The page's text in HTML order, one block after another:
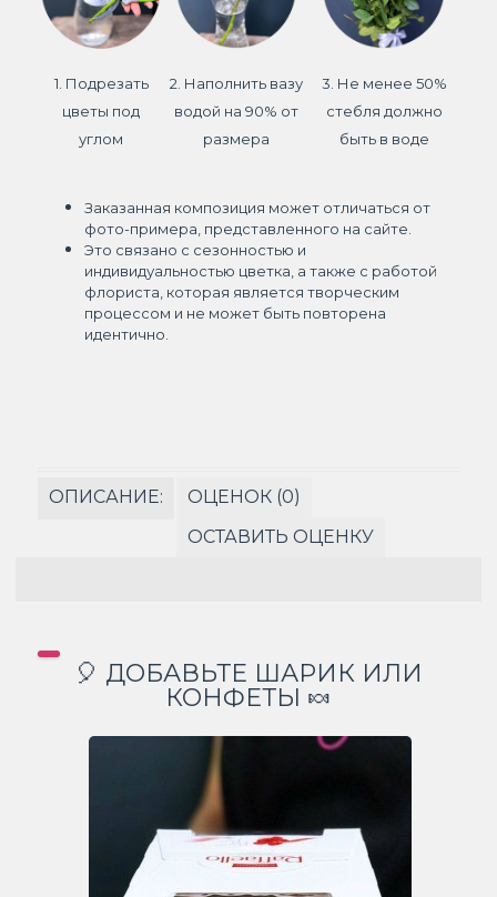
1. Подрезать
цветы под
углом
2. Наполнить вазу
водой на 90% от
размера
3. Не менее 50%
стебля должно
быть в воде
Заказанная композиция может отличаться от
фото-примера, представленного на сайте.
Это связано с сезонностью и
индивидуальностью цветка, а также с работой
флориста, которая является творческим
процессом и не может быть повторена
идентично.
ОПИСАНИЕ:
ОЦЕНОК (0)
ОСТАВИТЬ ОЦЕНКУ
🎈 ДОБАВЬТЕ ШАРИК ИЛИ
КОНФЕТЫ 🍬